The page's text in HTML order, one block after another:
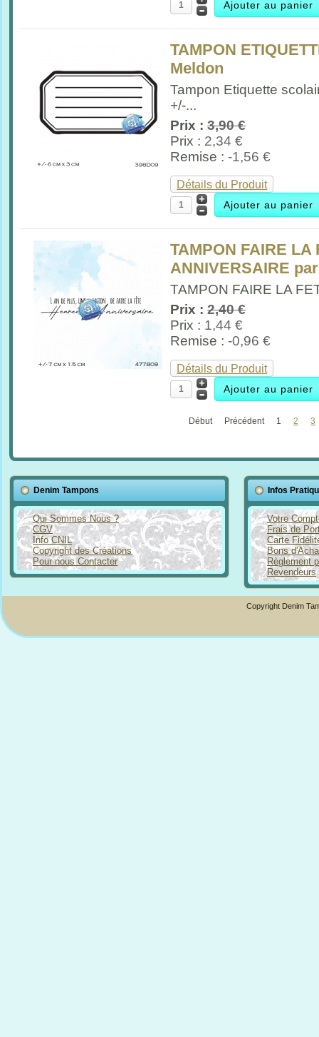
TAMPON
Meldon
Tampon Etiquette
+/-...
Prix :3,90 €
Prix : 2,34 €
Remise :-1,56 €
Détails du Produit
TAMPON FAIRE LA
ANNIVERSAIRE
TAMPON FAIRE LA
Prix :2,40 €
Prix : 1,44 €
Remise :-0,96 €
Détails du Produit
Début Précédent 1 2 3
Denim Tampons
Qui Sommes Nous ?
CGV
Info CNIL
Copyright des Créations
Pour nous Contacter
Infos
Votre
Frais de
Carte
Bons
Règlement
Revendeurs
Copyright Denim